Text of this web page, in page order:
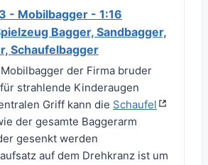
- Mobilbagger - 1:16
Bagger, Sandbagger,
Schaufelbagger
der Firma bruder
strahlende Kinderaugen
Griff kann die Schaufel
der gesamte Baggerarm
gesenkt werden
auf dem Drehkranz ist um